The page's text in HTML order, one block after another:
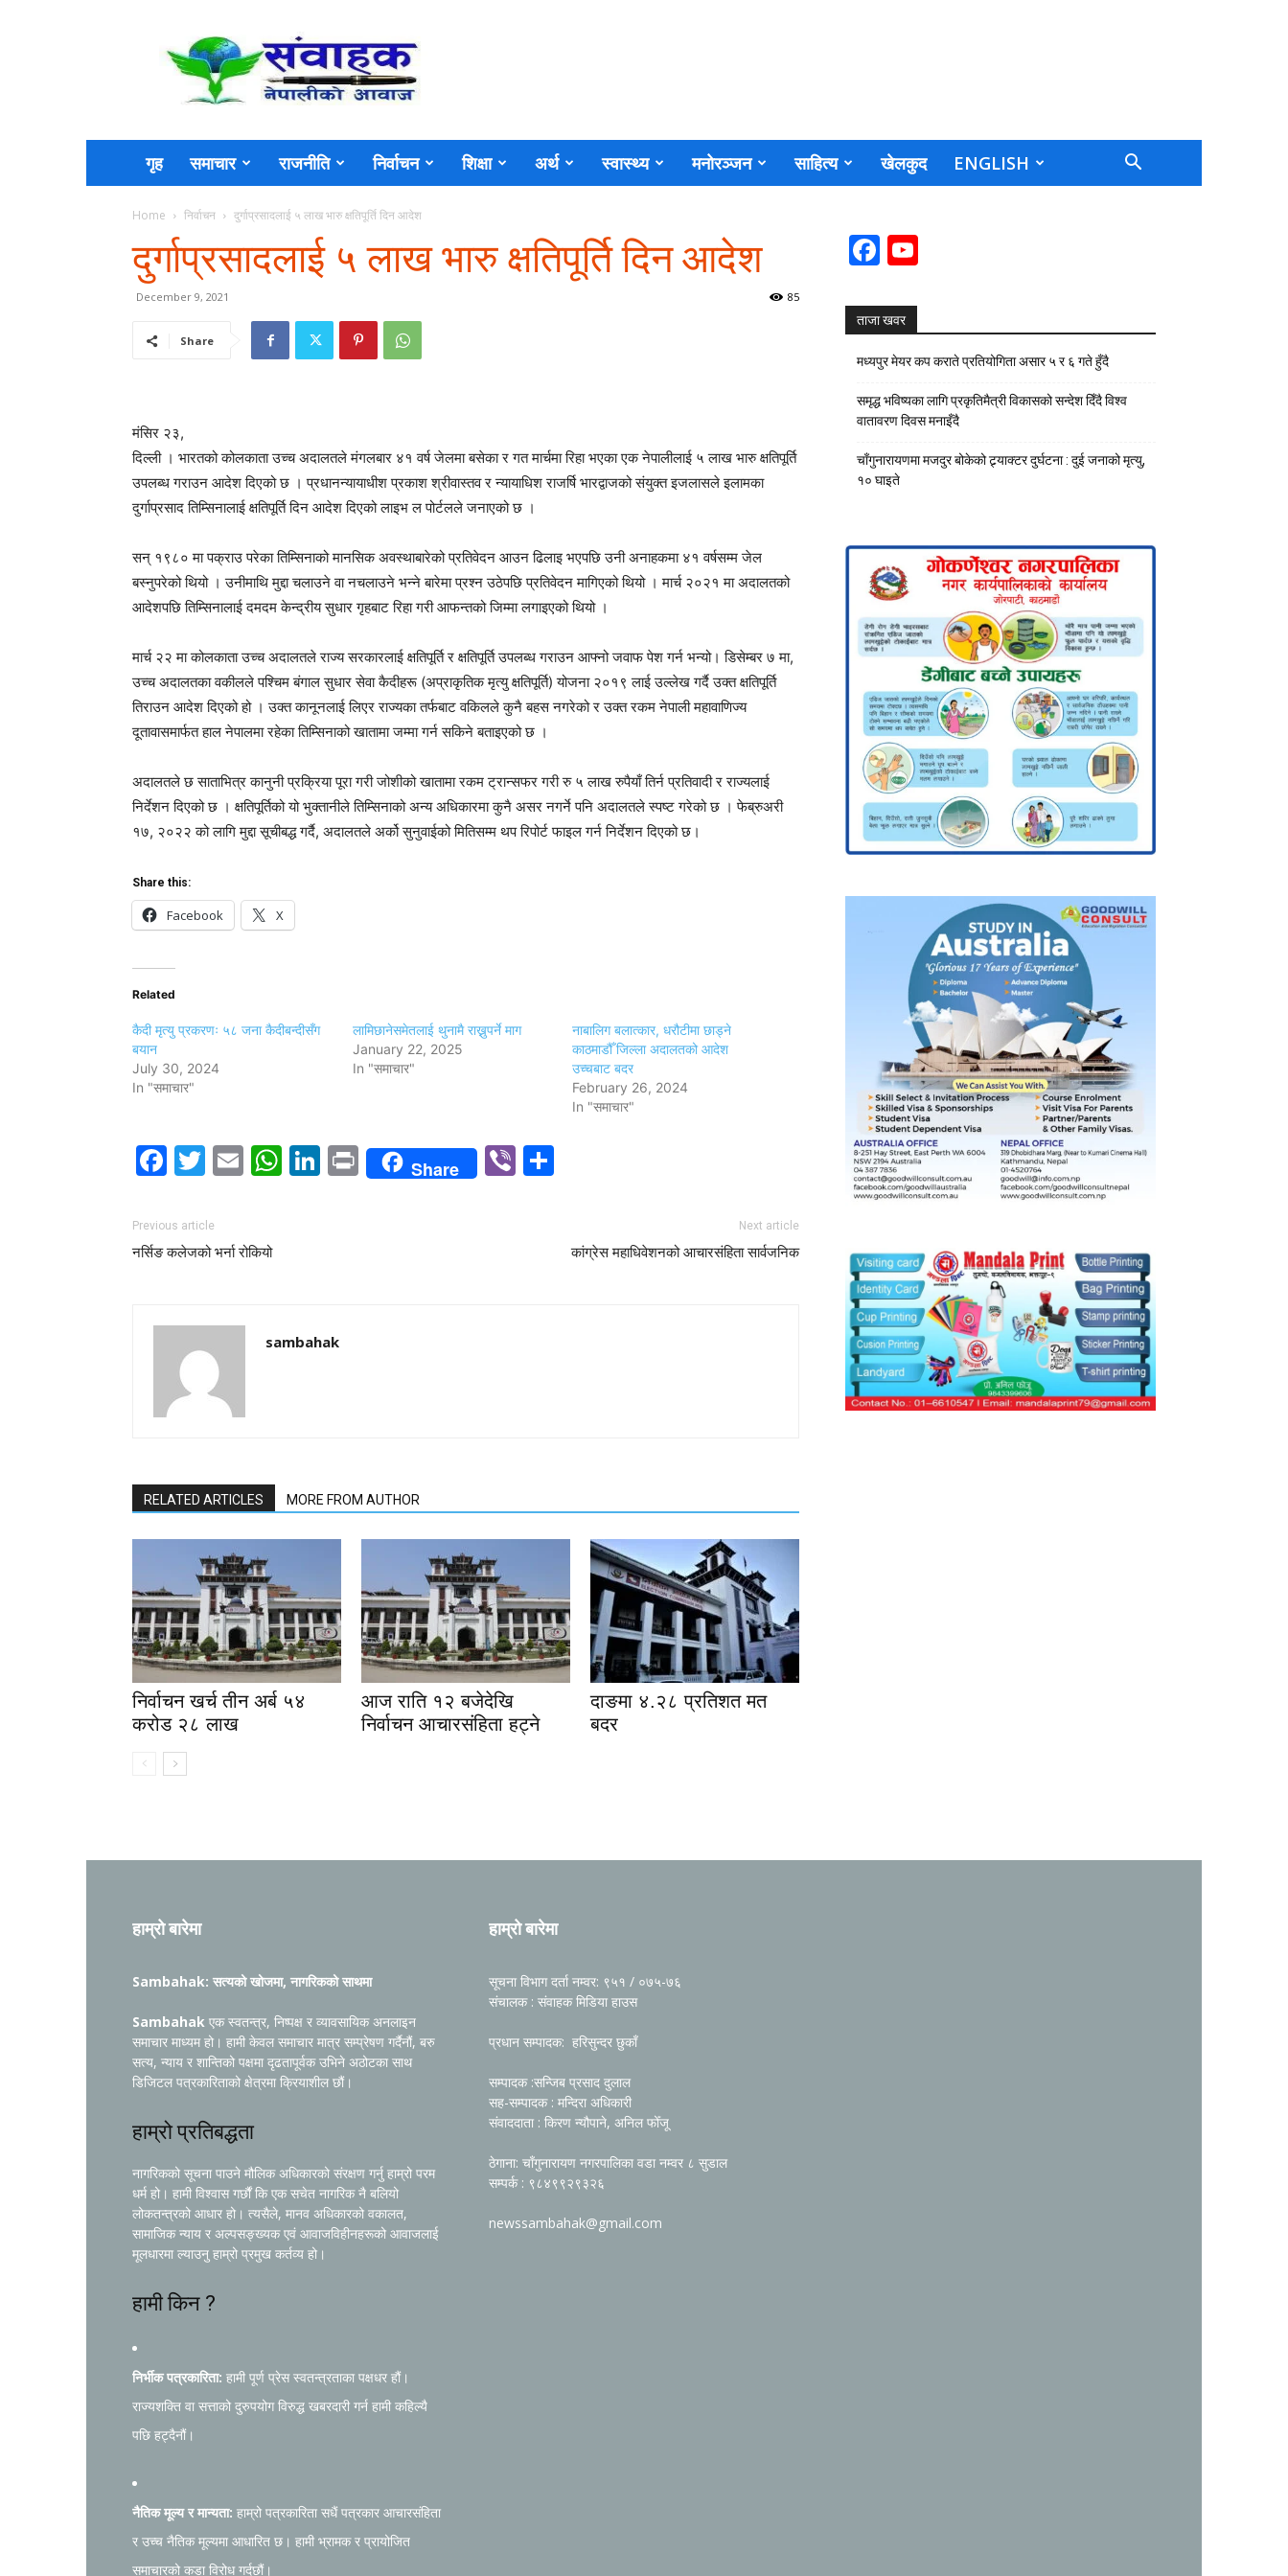
Sambahak
गृह समाचार राजनीति निर्वाचन शिक्षा अर्थ स्वास्थ्य मनोरञ्जन साहित्य खेलकुद ENGLISH
Home निर्वाचन दुर्गाप्रसादलाई ५ लाख भारु क्षतिपूर्ति दिन आदेश
दुर्गाप्रसादलाई ५ लाख भारु क्षतिपूर्ति दिन आदेश
December 9, 2021 85
Share
मंसिर २३,
दिल्ली । भारतको कोलकाता उच्च अदालतले मंगलबार ४१ वर्ष जेलमा बसेका र गत मार्चमा रिहा भएका एक नेपालीलाई ५ लाख भारु क्षतिपूर्ति
उपलब्ध गराउन आदेश दिएको छ । प्रधानन्यायाधीश प्रकाश श्रीवास्तव र न्यायाधिश राजर्षि भारद्वाजको संयुक्त इजलासले इलामका
दुर्गाप्रसाद तिम्सिनालाई क्षतिपूर्ति दिन आदेश दिएको लाइभ ल पोर्टलले जनाएको छ ।
सन् १९८० मा पक्राउ परेका तिम्सिनाको मानसिक अवस्थाबारेको प्रतिवेदन आउन ढिलाइ भएपछि उनी अनाहकमा ४१ वर्षसम्म जेल
बस्नुपरेको थियो । उनीमाथि मुद्दा चलाउने वा नचलाउने भन्ने बारेमा प्रश्न उठेपछि प्रतिवेदन मागिएको थियो । मार्च २०२१ मा अदालतको
आदेशपछि तिम्सिनालाई दमदम केन्द्रीय सुधार गृहबाट रिहा गरी आफन्तको जिम्मा लगाइएको थियो ।
मार्च २२ मा कोलकाता उच्च अदालतले राज्य सरकारलाई क्षतिपूर्ति र क्षतिपूर्ति उपलब्ध गराउन आफ्नो जवाफ पेश गर्न भन्यो। डिसेम्बर ७ मा,
उच्च अदालतका वकीलले पश्चिम बंगाल सुधार सेवा कैदीहरू (अप्राकृतिक मृत्यु क्षतिपूर्ति) योजना २०१९ लाई उल्लेख गर्दै उक्त क्षतिपूर्ति
तिराउन आदेश दिएको हो । उक्त कानूनलाई लिएर राज्यका तर्फबाट वकिलले कुनै बहस नगरेको र उक्त रकम नेपाली महावाणिज्य
दूतावासमार्फत हाल नेपालमा रहेका तिम्सिनाको खातामा जम्मा गर्न सकिने बताइएको छ ।
अदालतले छ साताभित्र कानुनी प्रक्रिया पूरा गरी जोशीको खातामा रकम ट्रान्सफर गरी रु ५ लाख रुपैयाँ तिर्न प्रतिवादी र राज्यलाई
निर्देशन दिएको छ । क्षतिपूर्तिको यो भुक्तानीले तिम्सिनाको अन्य अधिकारमा कुनै असर नगर्ने पनि अदालतले स्पष्ट गरेको छ । फेब्रुअरी
१७, २०२२ को लागि मुद्दा सूचीबद्ध गर्दै, अदालतले अर्को सुनुवाईको मितिसम्म थप रिपोर्ट फाइल गर्न निर्देशन दिएको छ।
Share this:
Facebook X
Related
कैदी मृत्यु प्रकरणः ५८ जना कैदीबन्दीसँग
बयान
July 30, 2024
In "समाचार"
लामिछानेसमेतलाई थुनामै राख्नुपर्ने माग
January 22, 2025
In "समाचार"
नाबालिग बलात्कार, धरौटीमा छाड्ने
काठमाडौँ जिल्ला अदालतको आदेश
उच्चबाट बदर
February 26, 2024
In "समाचार"
Facebook
Twitter
EmailWhatsApp
LinkedIn
PrintShare Viber
Previous article
नर्सिङ कलेजको भर्ना रोकियो
Next article
कांग्रेस महाधिवेशनको आचारसंहिता सार्वजनिक
sambahak
RELATED ARTICLES MORE FROM AUTHOR
निर्वाचन खर्च तीन अर्ब ५४
करोड २८ लाख
आज राति १२ बजेदेखि
निर्वाचन आचारसंहिता हट्ने
दाङमा ४.२८ प्रतिशत मत
बदर
Facebook
ताजा खवर
मध्यपुर मेयर कप कराते प्रतियोगिता असार ५ र ६ गते हुँदै
समृद्ध भविष्यका लागि प्रकृतिमैत्री विकासको सन्देश दिँदै विश्व
वातावरण दिवस मनाइँदै
चाँगुनारायणमा मजदुर बोकेको ट्र्याक्टर दुर्घटना : दुई जनाको मृत्यु,
१० घाइते
हाम्रो बारेमा
Sambahak: सत्यको खोजमा, नागरिकको साथमा
Sambahak एक स्वतन्त्र, निष्पक्ष र व्यावसायिक अनलाइन
समाचार माध्यम हो। हामी केवल समाचार मात्र सम्प्रेषण गर्दैनौं, बरु
सत्य, न्याय र शान्तिको पक्षमा दृढतापूर्वक उभिने अठोटका साथ
डिजिटल पत्रकारिताको क्षेत्रमा क्रियाशील छौं।
हाम्रो प्रतिबद्धता
नागरिकको सूचना पाउने मौलिक अधिकारको संरक्षण गर्नु हाम्रो परम
धर्म हो। हामी विश्वास गर्छौं कि एक सचेत नागरिक नै बलियो
लोकतन्त्रको आधार हो। त्यसैले, मानव अधिकारको वकालत,
सामाजिक न्याय र अल्पसङ्ख्यक एवं आवाजविहीनहरूको आवाजलाई
मूलधारमा ल्याउनु हाम्रो प्रमुख कर्तव्य हो।
हामी किन ?
निर्भीक पत्रकारिता: हामी पूर्ण प्रेस स्वतन्त्रताका पक्षधर हौं।
राज्यशक्ति वा सत्ताको दुरुपयोग विरुद्ध खबरदारी गर्न हामी कहिल्यै
पछि हट्दैनौं।
नैतिक मूल्य र मान्यता: हाम्रो पत्रकारिता सधैं पत्रकार आचारसंहिता
र उच्च नैतिक मूल्यमा आधारित छ। हामी भ्रामक र प्रायोजित
समाचारको कडा विरोध गर्दछौं।
हाम्रो बारेमा
सूचना विभाग दर्ता नम्वर: ९५१ / ०७५-७६
संचालक : संवाहक मिडिया हाउस
प्रधान सम्पादक: हरिसुन्दर छुकाँ
सम्पादक :सन्जिब प्रसाद दुलाल
सह-सम्पादक : मन्दिरा अधिकारी
संवाददाता : किरण न्यौपाने, अनिल फोँजू
ठेगाना: चाँगुनारायण नगरपालिका वडा नम्वर ८ सुडाल
सम्पर्क : ९८४९९२९३२६
newssambahak@gmail.com